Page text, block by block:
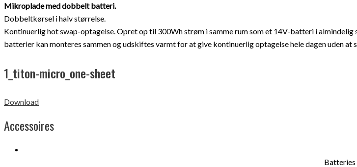
Mikroplade med dobbelt batteri.
Dobbeltkørsel i halv størrelse.
Kontinuerlig hot swap-optagelse. Opret op til 300Wh strøm i samme rum som et 14V-batteri i
batterier kan monteres sammen og udskiftes varmt for at give kontinuerlig optagelse hele dagen uden
1_titon-micro_one-sheet
Download
Accessoires
Batteries